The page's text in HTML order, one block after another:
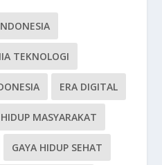
TEKNOLOGI
ERA DIGITAL
MASYARAKAT
GAYA HIDUP SEHAT